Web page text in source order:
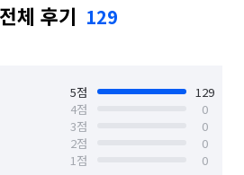
왕시 경기 의정부시
서울 강북구
서울 광진구
천구 서울 노원구
체 후기 129
5점
129
4점
0
3점
0
2점
0
1점
0